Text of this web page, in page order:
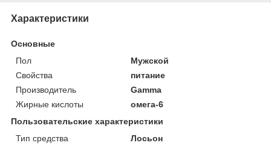
Характеристики
Основные
Пол
Мужской
Свойства
питание
Производитель
Gamma
Жирные кислоты
омега-6
Пользовательские характеристики
Тип средства
Лосьон